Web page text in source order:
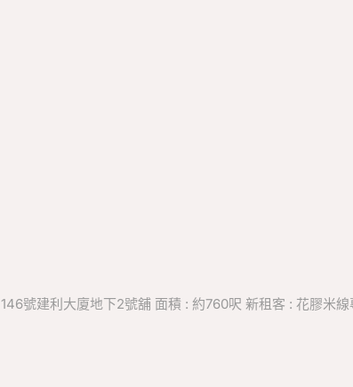
號建利大廈地下2號舖 面積 : 約760呎 新租客 : 花膠米